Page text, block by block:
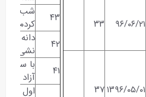
۹۶/۰۶/۲۱ ۳۳
۱۳۹۶/۰۵/۰۱۳۷
۴۳
شب
کردم
۴۲
دانه
نشی
۴۱
با سه
آزاد
اول الکل